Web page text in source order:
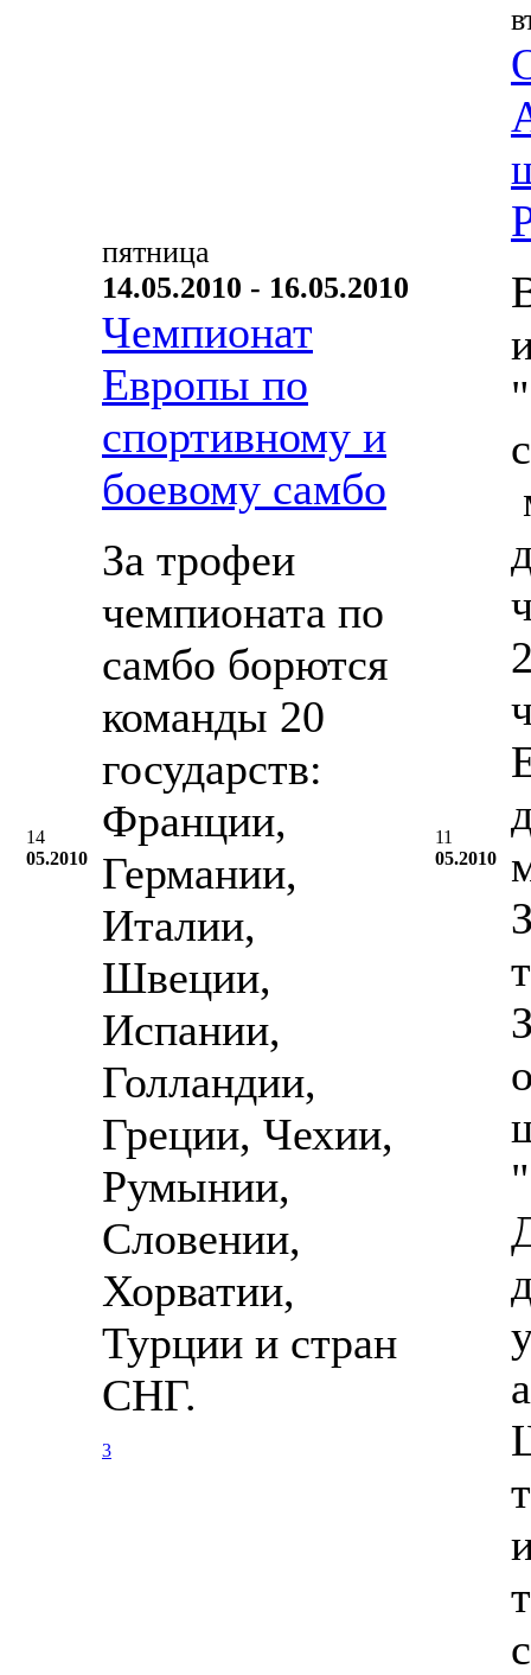
14
05.2010
пятница
14.05.2010 - 16.05.2010
Чемпионат
Европы по
спортивному и
боевому самбо
За трофеи
чемпионата по
самбо борются
команды 20
государств:
Франции,
Германии,
Италии,
Швеции,
Испании,
Голландии,
Греции, Чехии,
Румынии,
Словении,
Хорватии,
Турции и стран
СНГ.
3
11
05.2010